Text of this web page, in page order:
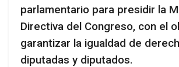
parlamentario para presidir la
Directiva del Congreso, con el
garantizar la igualdad de
diputadas y diputados.